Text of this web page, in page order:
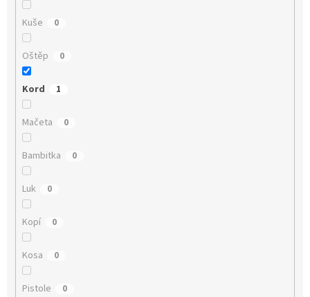
Kuše 0
Oštěp 0
Kord 1
Mačeta 0
Bambitka 0
Luk 0
Kopí 0
Kosa 0
Pistole 0